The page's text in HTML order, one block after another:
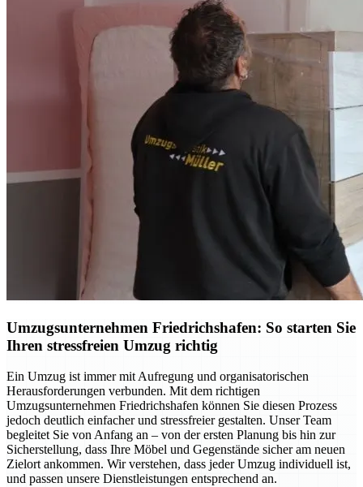
Umzugsunternehmen Friedrichshafen: So starten Sie
Ihren stressfreien Umzug richtig
Ein Umzug ist immer mit Aufregung und organisatorischen
Herausforderungen verbunden. Mit dem richtigen
Umzugsunternehmen Friedrichshafen können Sie diesen Prozess
jedoch deutlich einfacher und stressfreier gestalten. Unser Team
begleitet Sie von Anfang an – von der ersten Planung bis hin zur
Sicherstellung, dass Ihre Möbel und Gegenstände sicher am neuen
Zielort ankommen. Wir verstehen, dass jeder Umzug individuell ist,
und passen unsere Dienstleistungen entsprechend an.